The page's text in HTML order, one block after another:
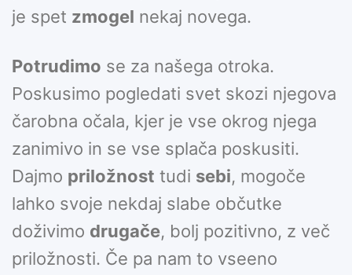
je spet zmogel nekaj novega.
Potrudimo se za našega otroka.
Poskusimo pogledati svet skozi njegova
čarobna očala, kjer je vse okrog njega
zanimivo in se vse splača poskusiti.
Dajmo priložnost tudi sebi, mogoče
lahko svoje nekdaj slabe občutke
doživimo drugače, bolj pozitivno, z več
priložnosti. Če pa nam to vseeno